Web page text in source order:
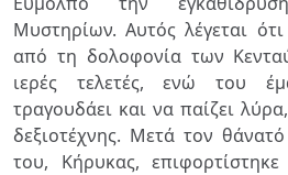
Μυστηρίων. Αυτός λέγεται
από τη δολοφονία των
ιερές τελετές, ενώ του
τραγουδάει και να παίζει
δεξιοτέχνης. Μετά τον
του, Κήρυκας,